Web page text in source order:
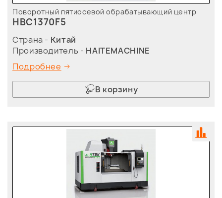
Поворотный пятиосевой обрабатывающий центр
HBC1370F5
Страна - Китай
Производитель - HAITEMACHINE
Подробнее
В корзину